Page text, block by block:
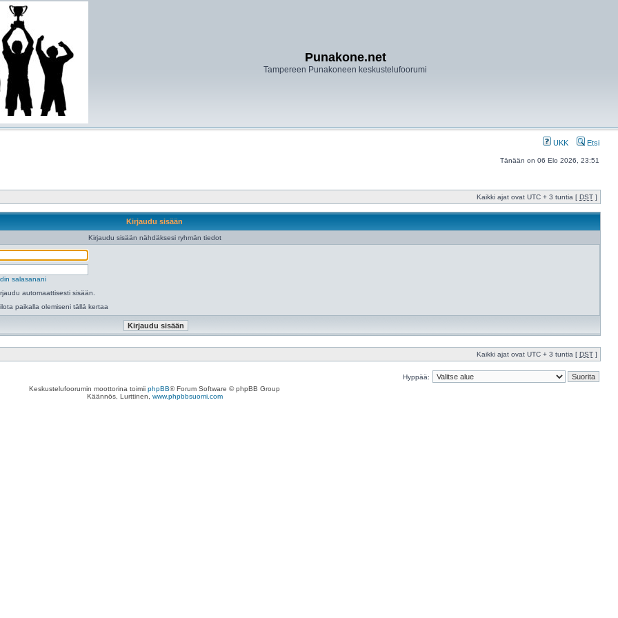
Punakone.net
Tampereen Punakoneen keskustelufoorumi
UKK Etsi
Tänään on 06 Elo 2026, 23:51
Kaikki ajat ovat UTC + 3 tuntia [ DST ]
Kirjaudu sisään
Kirjaudu sisään nähdäksesi ryhmän tiedot
salasanani
automaattisesti sisään.
paikalla olemiseni tällä kertaa
Kaikki ajat ovat UTC + 3 tuntia [ DST ]
Hyppää:
Keskustelufoorumin moottorina toimii phpBB® Forum Software © phpBB Group
Käännös, Lurttinen, www.phpbbsuomi.com